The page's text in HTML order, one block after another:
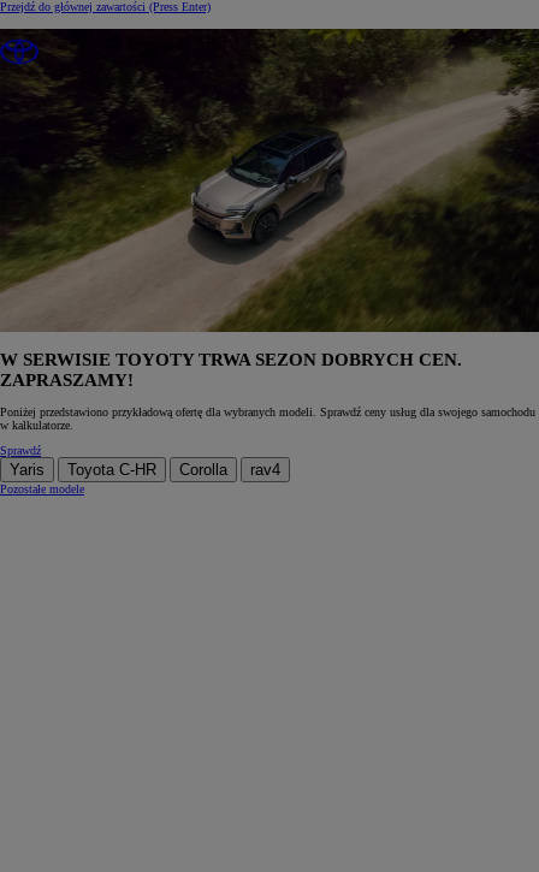
Przejdź do głównej zawartości (Press Enter)
W SERWISIE TOYOTY TRWA SEZON DOBRYCH CEN.
ZAPRASZAMY!
Poniżej przedstawiono przykładową ofertę dla wybranych modeli. Sprawdź ceny usług dla swojego samochodu
w kalkulatorze.
Sprawdź
Yaris Toyota C-HR Corolla rav4
Pozostałe modele